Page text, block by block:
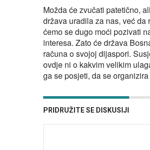
Možda će zvučati patetično,
država uradila za nas, već da
ćemo se dugo moći pozivati
interesa. Zato će država
računa o svojoj dijaspori.
ovdje ni o kakvim velikim
ga se posjeti, da se
PRIDRUŽITE SE DISKUSIJI